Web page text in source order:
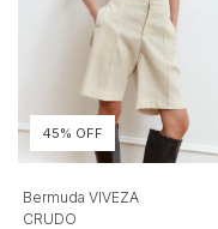
45% OFF
Bermuda VIVEZA
CRUDO